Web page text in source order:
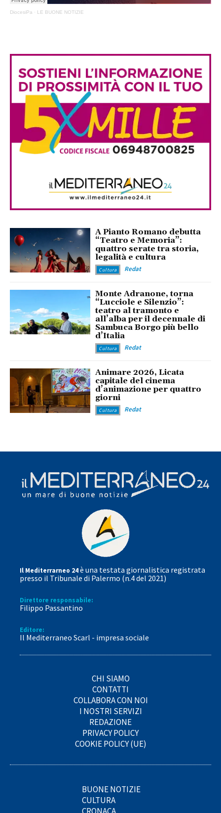
DiocesiPa · LE BUONE NOTIZIE
A Pianto Romano debutta
“Teatro e Memoria”:
quattro serate tra storia,
legalità e cultura
Cultura Redat
Monte Adranone, torna
“Lucciole e Silenzio”:
teatro al tramonto e
all’alba per il decennale di
Sambuca Borgo più bello
d’Italia
Cultura Redat
Animare 2026, Licata
capitale del cinema
d’animazione per quattro
giorni
Cultura Redat
Il Mediterrarneo 24è una testata giornalistica registrata
presso il Tribunale di Palermo (n.4 del 2021)
Direttore responsabile:
Filippo Passantino
Editore:
Il Mediterraneo Scarl - impresa sociale
CHI SIAMO
CONTATTI
COLLABORA CON NOI
I NOSTRI SERVIZI
REDAZIONE
PRIVACY POLICY
COOKIE POLICY (UE)
BUONE NOTIZIE
CULTURA